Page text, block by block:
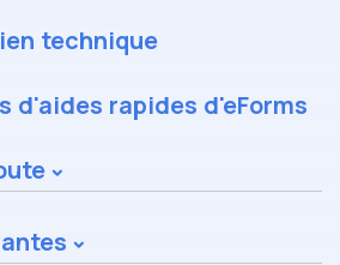
technique
d'aides rapides d'eForms